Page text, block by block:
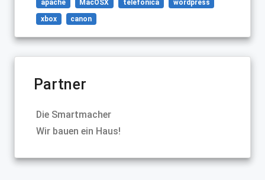
apache MacOSX telefonica wordpress
xbox canon
Partner
Die Smartmacher
Wir bauen ein Haus!